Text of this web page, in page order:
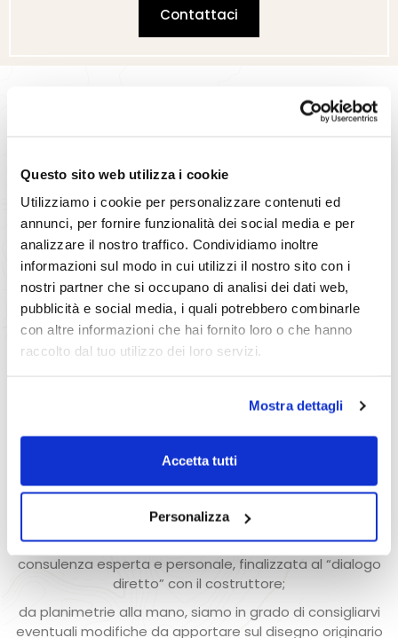
Questo sito web utilizza i cookie
Utilizziamo i cookie per personalizzare contenuti ed
annunci, per fornire funzionalità dei social media e per
analizzare il nostro traffico. Condividiamo inoltre
informazioni sul modo in cui utilizzi il nostro sito con i
nostri partner che si occupano di analisi dei dati web,
pubblicità e social media, i quali potrebbero combinarle
con altre informazioni che hai fornito loro o che hanno
raccolto dal tuo utilizzo dei loro servizi.
Mostra dettagli
Accetta tutti
Personalizza
Contattaci
Arredamento Completo Su
Misura
Un qualificato staff di architetti professionisti presta una
consulenza esperta e personale, finalizzata al “dialogo
diretto” con il costruttore;
da planimetrie alla mano, siamo in grado di consigliarvi
eventuali modifiche da apportare sul disegno originario